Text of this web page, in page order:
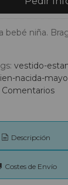
bebé niña.
vestido-
nacida-
Comentarios
Descripción
Costes de Envío